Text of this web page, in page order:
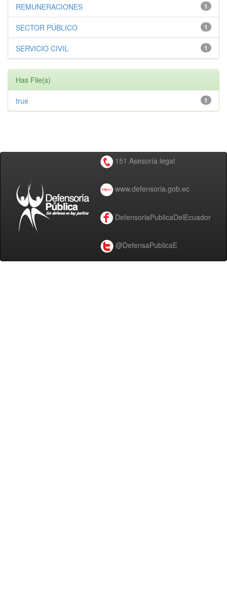
1
REMUNERACIONES
1
SECTOR PÚBLICO
1
SERVICIO CIVIL
Has File(s)
1
true
151 Asesoría legal
www.defensoria.gob.ec
DefensoriaPublicaDelEcuador
@DefensaPublicaE